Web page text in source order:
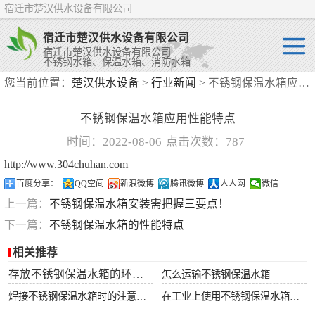
宿迁市楚汉供水设备有限公司
宿迁市楚汉供水设备有限公司
宿迁市楚汉供水设备有限公司
不锈钢水箱、保温水箱、消防水箱
您当前位置： 楚汉供水设备 > 行业新闻 > 不锈钢保温水箱应用性能特点
不锈钢保温水箱应用性能特点
时间：2022-08-06 点击次数：787
http://www.304chuhan.com
百度分享： QQ空间 新浪微博 腾讯微博 人人网 微信
上一篇： 不锈钢保温水箱安装需把握三要点！
下一篇： 不锈钢保温水箱的性能特点
相关推荐
存放不锈钢保温水箱的环境要求
怎么运输不锈钢保温水箱
不锈钢水箱
消防水箱